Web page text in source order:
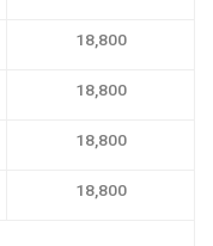
18,800
18,800
18,800
18,800